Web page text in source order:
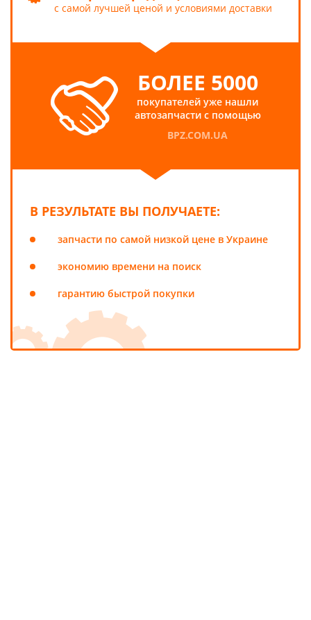
с самой лучшей ценой и условиями доставки
БОЛЕЕ 5000
покупателей уже нашли
автозапчасти с помощью
BPZ.COM.UA
В РЕЗУЛЬТАТЕ ВЫ ПОЛУЧАЕТЕ:
запчасти по самой низкой цене в Украине
экономию времени на поиск
гарантию быстрой покупки